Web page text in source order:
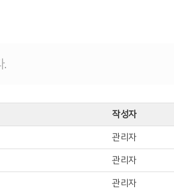
.
작성자
관리자
관리자
관리자